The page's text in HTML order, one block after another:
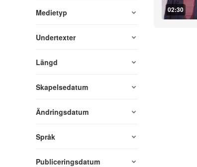
Medietyp
Undertexter
Längd
Skapelsedatum
Ändringsdatum
Språk
Publiceringsdatum
02:30